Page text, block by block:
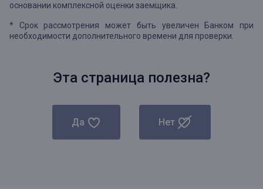
основании комплексной оценки заемщика.
* Срок рассмотрения может быть увеличен Банком при
необходимости дополнительного времени для проверки.
Эта страница полезна?
Да Нет